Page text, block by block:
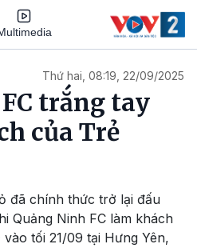
Thứ hai, 08:19, 22/09/2025
trắng tay
của Trẻ
đã chính thức trở lại đấu
Quảng Ninh FC làm khách
tối 21/09 tại Hưng Yên,